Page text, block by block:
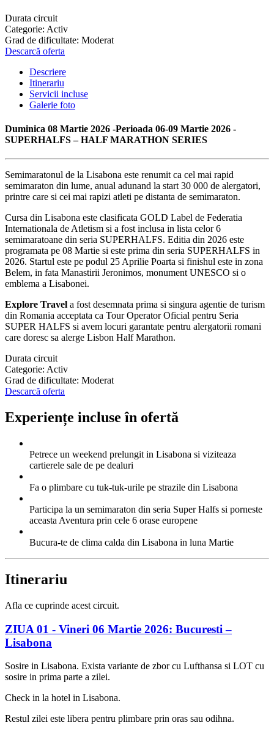
Durata circuit
Categorie: Activ
Grad de dificultate: Moderat
Descarcă oferta
Descriere
Itinerariu
Servicii incluse
Galerie foto
Duminica 08 Martie 2026 -Perioada 06-09 Martie 2026 -
SUPERHALFS – HALF MARATHON SERIES
Semimaratonul de la Lisabona este renumit ca cel mai rapid
semimaraton din lume, anual adunand la start 30 000 de alergatori,
printre care si cei mai rapizi atleti pe distanta de semimaraton.
Cursa din Lisabona este clasificata GOLD Label de Federatia
Internationala de Atletism si a fost inclusa in lista celor 6
semimaratoane din seria SUPERHALFS. Editia din 2026 este
programata pe 08 Martie si este prima din seria SUPERHALFS in
2026. Startul este pe podul 25 Aprilie Poarta si finishul este in zona
Belem, in fata Manastirii Jeronimos, monument UNESCO si o
emblema a Lisabonei.
Explore Travel a fost desemnata prima si singura agentie de turism
din Romania acceptata ca Tour Operator Oficial pentru Seria
SUPER HALFS si avem locuri garantate pentru alergatorii romani
care doresc sa alerge Lisbon Half Marathon.
Durata circuit
Categorie: Activ
Grad de dificultate: Moderat
Descarcă oferta
Experiențe incluse în ofertă
Petrece un weekend prelungit in Lisabona si viziteaza
cartierele sale de pe dealuri
Fa o plimbare cu tuk-tuk-urile pe strazile din Lisabona
Participa la un semimaraton din seria Super Halfs si porneste
aceasta Aventura prin cele 6 orase europene
Bucura-te de clima calda din Lisabona in luna Martie
Itinerariu
Afla ce cuprinde acest circuit.
ZIUA 01 - Vineri 06 Martie 2026: Bucuresti –
Lisabona
Sosire in Lisabona. Exista variante de zbor cu Lufthansa si LOT cu
sosire in prima parte a zilei.
Check in la hotel in Lisabona.
Restul zilei este libera pentru plimbare prin oras sau odihna.